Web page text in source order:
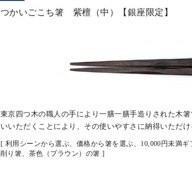
つかいごこち箸 紫檀（中）【銀座限定】
東京四つ木の職人の手により一膳一膳手造りされた木
いいただくことにより、その使いやすさに納得いただけ
[ 利用シーンから選ぶ、価格から箸を選ぶ、10,000円未満
削り箸、茶色（ブラウン）の箸 ]